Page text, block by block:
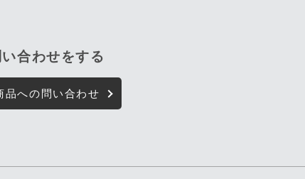
合わせをする
品への問い合わせ